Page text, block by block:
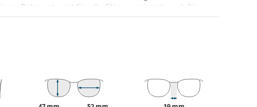
Rahmentyp ist für alle Gläser geeignet, auch für
Veränderung der Position und des Sitzes Ihrer Brille.
Behandlung zu vermeiden.
Farbe des Etuis und sein Design können variieren.
von Brillen geeignet. Einige Modelle können mit